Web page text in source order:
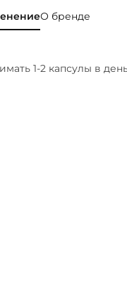
О бренде
1-2 капсулы в